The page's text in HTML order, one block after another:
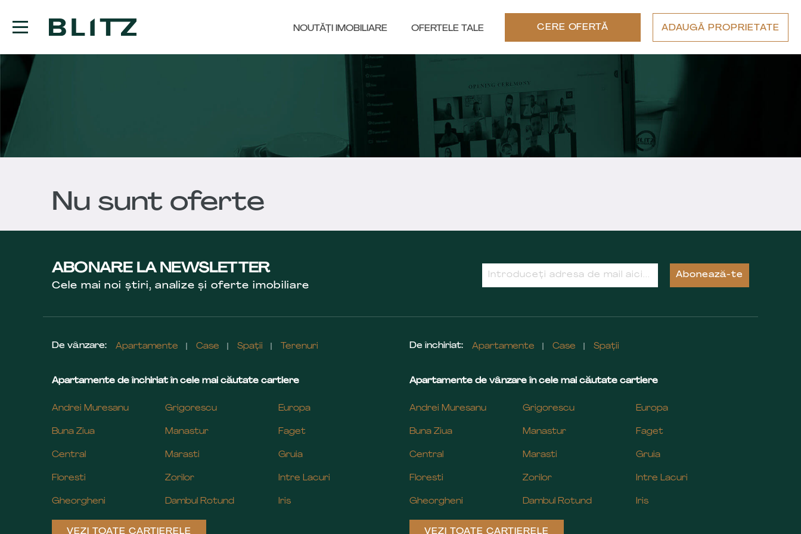
NOUTĂȚI IMOBILIARE OFERTELE TALE CERE OFERTĂ ADAUGĂ PROPRIETATE
Nu sunt oferte
ABONARE LA NEWSLETTER
Cele mai noi știri, analize și oferte imobiliare
Abonează-te
De vânzare: Apartamente Case Spații Terenuri De închiriat: Apartamente Case Spații
Apartamente de închiriat în cele mai căutate cartiere
Andrei Muresanu
Buna Ziua
Central
Floresti
Gheorgheni
Grigorescu
Manastur
Marasti
Zorilor
Dambul Rotund
Europa
Faget
Gruia
Intre Lacuri
Iris
VEZI TOATE CARTIERELE
Apartamente de vânzare în cele mai căutate cartiere
Andrei Muresanu
Buna Ziua
Central
Floresti
Gheorgheni
Grigorescu
Manastur
Marasti
Zorilor
Dambul Rotund
Europa
Faget
Gruia
Intre Lacuri
Iris
VEZI TOATE CARTIERELE